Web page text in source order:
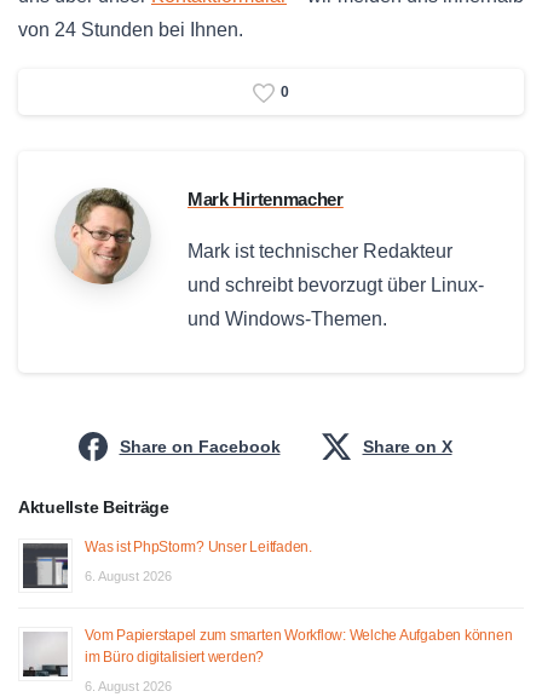
von 24 Stunden bei Ihnen.
0
Mark Hirtenmacher
Mark ist technischer Redakteur
und schreibt bevorzugt über Linux-
und Windows-Themen.
Share on Facebook Share on X
Aktuellste Beiträge
Was ist PhpStorm? Unser Leitfaden.
6. August 2026
Vom Papierstapel zum smarten Workflow: Welche Aufgaben können
im Büro digitalisiert werden?
6. August 2026